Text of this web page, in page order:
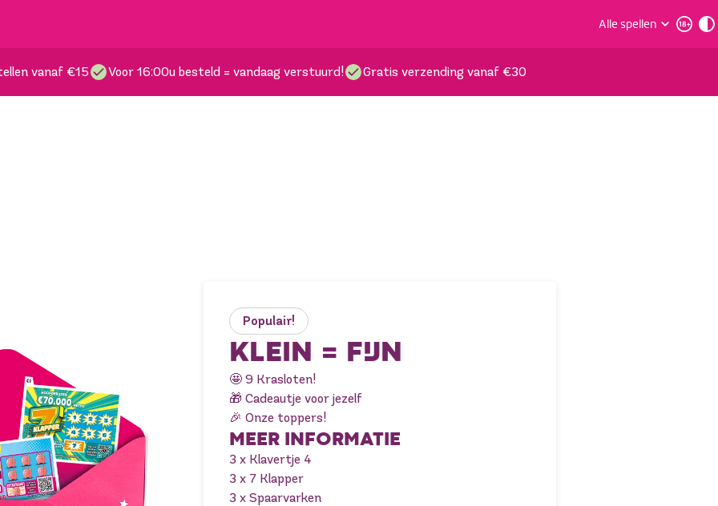
Alle spellen
vanaf €15 Voor 16:00u besteld = vandaag verstuurd! Gratis verzending vanaf €30
Populair!
KLEIN = FIJN
🤩 9 Krasloten!
🎁 Cadeautje voor jezelf
🎉 Onze toppers!
MEER INFORMATIE
3 x Klavertje 4
3 x 7 Klapper
3 x Spaarvarken